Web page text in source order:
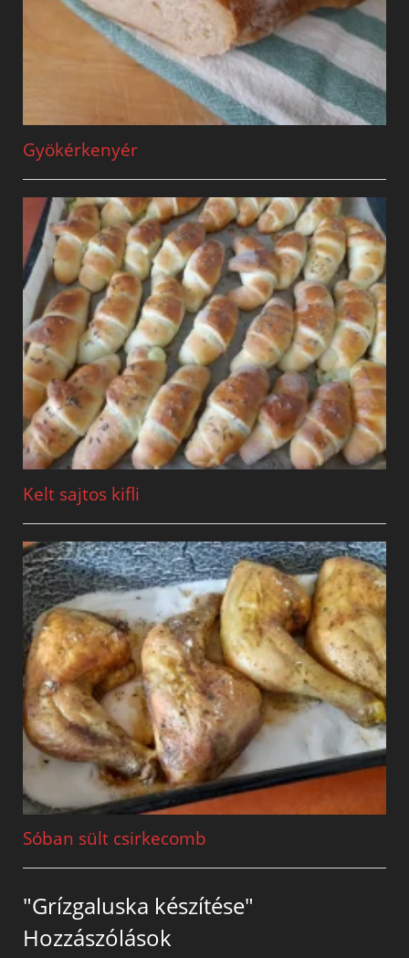
Gyökérkenyér
Kelt sajtos kifli
Sóban sült csirkecomb
"Grízgaluska készítése"
Hozzászólások